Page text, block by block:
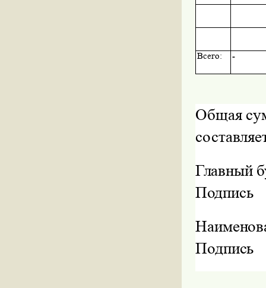
Всего: -
Общая
Главный
Подпись
Подпись